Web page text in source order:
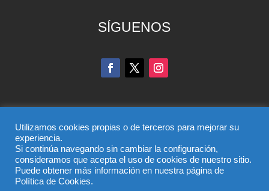
SÍGUENOS
© Partido Popular de Toledo – C/ Colombia, 6, 45004,
Toledo, Teléfono 925 285 528
El uso de este sitio implica la aceptación del
Utilizamos cookies propias o de terceros para mejorar su
experiencia.
Si continúa navegando sin cambiar la configuración,
consideramos que acepta el uso de cookies de nuestro sitio.
Puede obtener más información en nuestra página de
Política de Cookies.